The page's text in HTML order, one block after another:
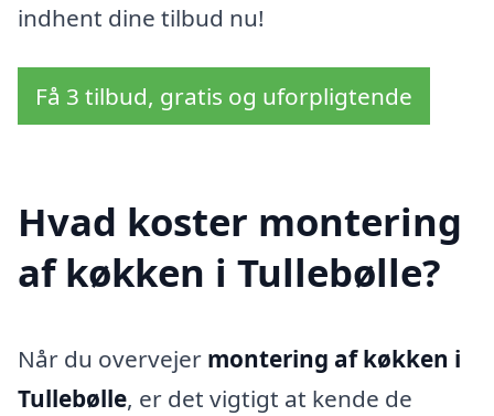
indhent dine tilbud nu!
Få 3 tilbud, gratis og uforpligtende
Hvad koster montering
af køkken i Tullebølle?
Når du overvejer montering af køkken i
Tullebølle, er det vigtigt at kende de